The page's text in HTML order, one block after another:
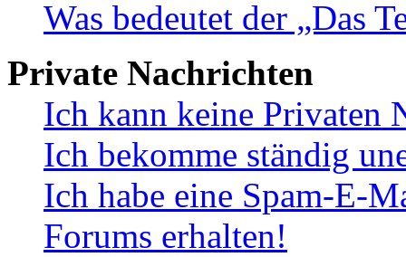
Was bedeutet der „Das
Private Nachrichten
Ich kann keine Privaten
Ich bekomme ständig
Ich habe eine Spam-E-
Forums erhalten!